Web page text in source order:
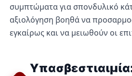
συμπτώματα για σπονδυλικό
αξιολόγηση βοηθά να
εγκαίρως και να μειωθούν οι